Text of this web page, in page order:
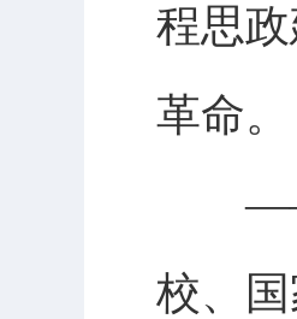
程思
革命。
——实
校、